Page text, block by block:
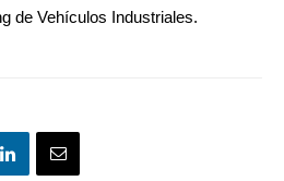
de Vehículos Industriales.